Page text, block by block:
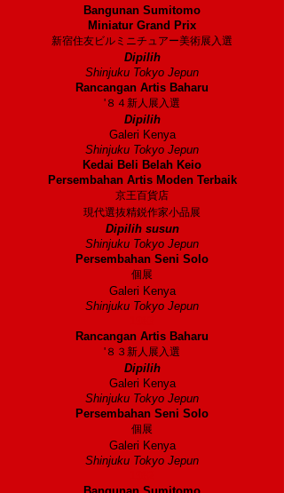
Bangunan Sumitomo
Miniatur Grand Prix
新宿住友ビルミニチュアー美術展入選
Dipilih
Shinjuku Tokyo Jepun
Rancangan Artis Baharu
'８４新人展入選
Dipilih
Galeri Kenya
Shinjuku Tokyo Jepun
Kedai Beli Belah Keio
Persembahan Artis Moden Terbaik
京王百貨店
現代選抜精鋭作家小品展
Dipilih susun
Shinjuku Tokyo Jepun
Persembahan Seni Solo
個展
Galeri Kenya
Shinjuku Tokyo Jepun
Rancangan Artis Baharu
'８３新人展入選
Dipilih
Galeri Kenya
Shinjuku Tokyo Jepun
Persembahan Seni Solo
個展
Galeri Kenya
Shinjuku Tokyo Jepun